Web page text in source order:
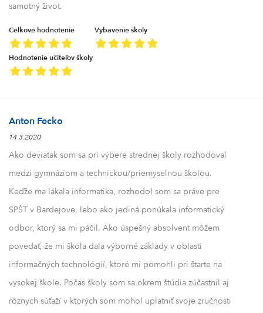
samotný život.
Celkové hodnotenie Vybavenie školy
Hodnotenie učiteľov školy
Anton Fecko
14.3.2020
Ako deviatak som sa pri výbere strednej školy rozhodoval
medzi gymnáziom a technickou/priemyselnou školou.
Keďže ma lákala informatika, rozhodol som sa práve pre
SPŠT v Bardejove, lebo ako jediná ponúkala informatický
odbor, ktorý sa mi páčil. Ako úspešný absolvent môžem
povedať, že mi škola dala výborné základy v oblasti
informačných technológií, ktoré mi pomohli pri štarte na
vysokej škole. Počas školy som sa okrem štúdia zúčastnil aj
rôznych súťaží v ktorých som mohol uplatniť svoje zručnosti